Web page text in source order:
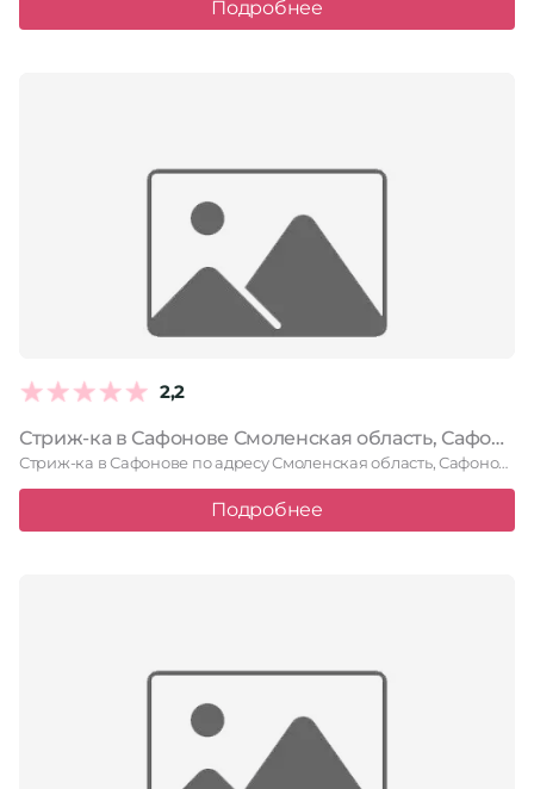
Подробнее
2,2
Стриж-ка в Сафонове Смоленская область, Сафоново, Советская улица, 33
Стриж-ка в Сафонове по адресу Смоленская область, Сафоново, Советская улица, …
Подробнее